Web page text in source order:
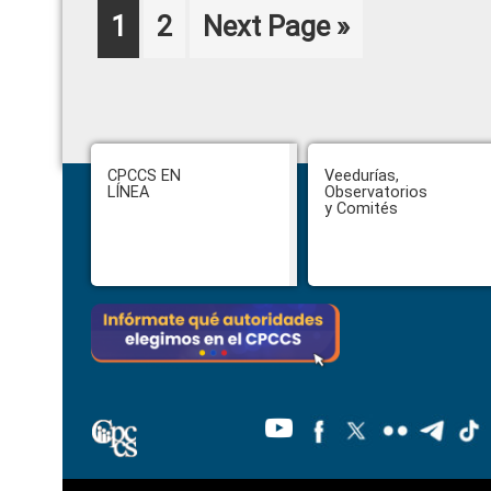
Page
1 Page
2
Go
Next Page »
Footer
CPCCS EN
LÍNEA
Veedurías,
Observatorios
y Comités